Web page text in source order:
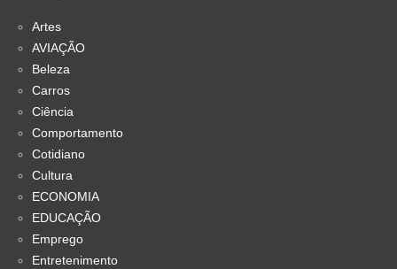
Artes
AVIAÇÃO
Beleza
Carros
Ciência
Comportamento
Cotidiano
Cultura
ECONOMIA
EDUCAÇÃO
Emprego
Entretenimento